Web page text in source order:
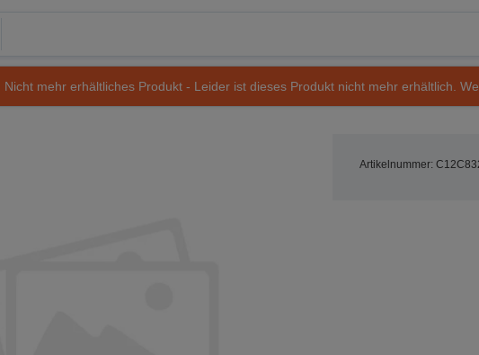
Nicht mehr erhältliches Produkt - Leider ist dieses Produkt nicht mehr erhältlich.
Artikelnummer: